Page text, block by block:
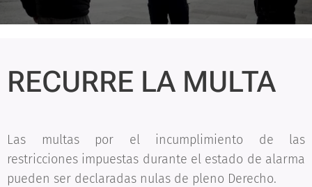
RECURRE LA MULTA
Las multas por el incumplimiento de las
restricciones impuestas durante el estado de alarma
pueden ser declaradas nulas de pleno Derecho.